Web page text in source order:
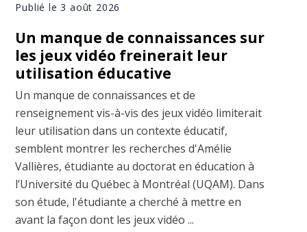
Publié le 3 août 2026
Un manque de connaissances sur
les jeux vidéo freinerait leur
utilisation éducative
Un manque de connaissances et de
renseignement vis-à-vis des jeux vidéo limiterait
leur utilisation dans un contexte éducatif,
semblent montrer les recherches d'Amélie
Vallières, étudiante au doctorat en éducation à
l’Université du Québec à Montréal (UQAM). Dans
son étude, l'étudiante a cherché à mettre en
avant la façon dont les jeux vidéo ...